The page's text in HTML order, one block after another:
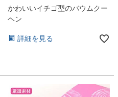
かわいいイチゴ型のバウムクー
ヘン
詳細を見る